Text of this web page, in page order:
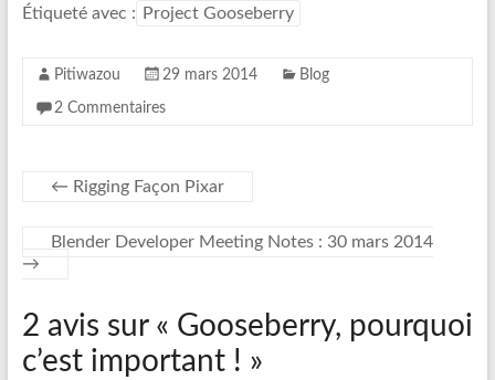
t
t
r
e
o
k
Étiqueté avec : Project Gooseberry
Pitiwazou 29 mars 2014 Blog
2 Commentaires
← Rigging Façon Pixar
Blender Developer Meeting Notes : 30 mars 2014
→
2 avis sur « Gooseberry, pourquoi
c’est important ! »